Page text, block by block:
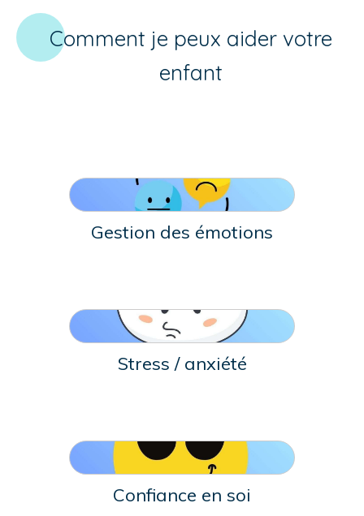
Comment je peux aider votre
enfant
Gestion des émotions
Stress / anxiété
Confiance en soi